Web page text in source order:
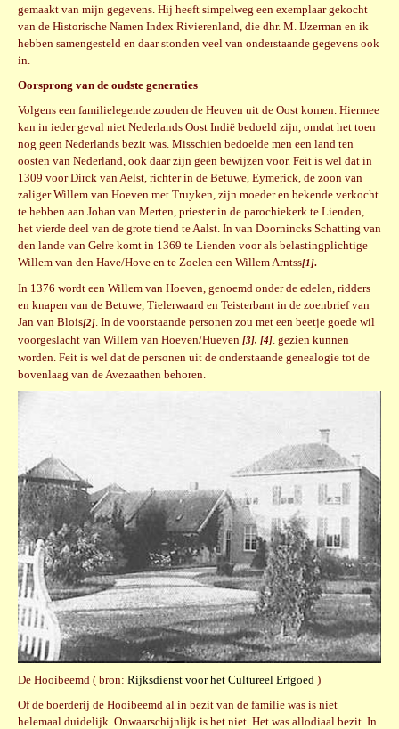
gemaakt van mijn gegevens. Hij heeft simpelweg een exemplaar gekocht
van de Historische Namen Index Rivierenland, die dhr. M. IJzerman en ik
hebben samengesteld en daar stonden veel van onderstaande gegevens ook
in.
Oorsprong van de oudste generaties
Volgens een familielegende zouden de Heuven uit de Oost komen. Hiermee
kan in ieder geval niet Nederlands Oost Indië bedoeld zijn, omdat het toen
nog geen Nederlands bezit was. Misschien bedoelde men een land ten
oosten van Nederland, ook daar zijn geen bewijzen voor. Feit is wel dat in
1309 voor Dirck van Aelst, richter in de Betuwe, Eymerick, de zoon van
zaliger Willem van Hoeven met Truyken, zijn moeder en bekende verkocht
te hebben aan Johan van Merten, priester in de parochiekerk te Lienden,
het vierde deel van de grote tiend te Aalst. In van Doornincks Schatting van
den lande van Gelre komt in 1369 te Lienden voor als belastingplichtige
Willem van den Have/Hove en te Zoelen een Willem Arntss[1].
In 1376 wordt een Willem van Hoeven, genoemd onder de edelen, ridders
en knapen van de Betuwe, Tielerwaard en Teisterbant in de zoenbrief van
Jan van Blois[2]. In de voorstaande personen zou met een beetje goede wil
voorgeslacht van Willem van Hoeven/Hueven [3], [4]. gezien kunnen
worden. Feit is wel dat de personen uit de onderstaande genealogie tot de
bovenlaag van de Avezaathen behoren.
De Hooibeemd ( bron: Rijksdienst voor het Cultureel Erfgoed )
Of de boerderij de Hooibeemd al in bezit van de familie was is niet
helemaal duidelijk. Onwaarschijnlijk is het niet. Het was allodiaal bezit. In